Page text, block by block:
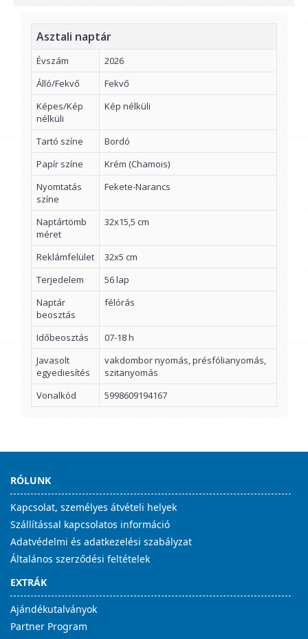
Asztali naptár
Évszám
2026
Álló/Fekvő
Fekvő
Képes/Kép
nélküli
Kép nélküli
Tartó színe
Bordó
Papír színe
Krém (Chamois)
Nyomtatás
színe
Fekete-Narancs
Naptártömb
méret
32x15,5 cm
Reklámfelület
32x5 cm
Terjedelem
56 lap
Naptár
beosztás
félórás
Időbeosztás
07-18 h
Javasolt
egyediesítés
vakdombor nyomás, présfólianyomás,
szitanyomás
Vonalkód
5998609194167
RÓLUNK
Kapcsolat, személyes átvételi helyek
Szállítással kapcsolatos információ
Adatvédelmi és adatkezelési szabályzat
Általános szerződési feltételek
EXTRÁK
Ajándékutalványok
Partner Program